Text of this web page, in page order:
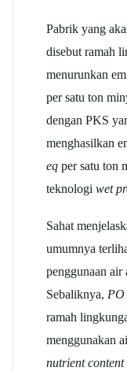
Pabrik yang
disebut ramah
menurunkan
per satu ton
dengan PKS
menghasilkan
eq per satu ton
teknologi wet
Sahat
umumnya
penggunaan air
Sebaliknya,
ramah
menggunakan
nutrient content